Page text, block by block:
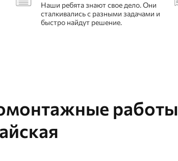
Наши ребята знают свое дело. Они
сталкивались с разными задачами и
быстро найдут решение.
работы